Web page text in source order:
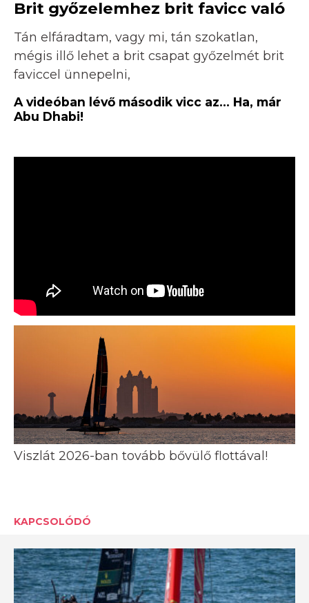
Brit győzelemhez brit favicc való
Tán elfáradtam, vagy mi, tán szokatlan,
mégis illő lehet a brit csapat győzelmét brit
faviccel ünnepelni,
A videóban lévő második vicc az… Ha, már
Abu Dhabi!
Viszlát 2026-ban tovább bővülő flottával!
KAPCSOLÓDÓ